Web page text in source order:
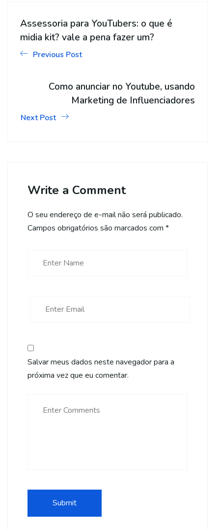
Assessoria para YouTubers: o que é
midia kit? vale a pena fazer um?
Previous Post
Como anunciar no Youtube, usando
Marketing de Influenciadores
Next Post
Write a Comment
O seu endereço de e-mail não será publicado.
Campos obrigatórios são marcados com *
Salvar meus dados neste navegador para a
próxima vez que eu comentar.